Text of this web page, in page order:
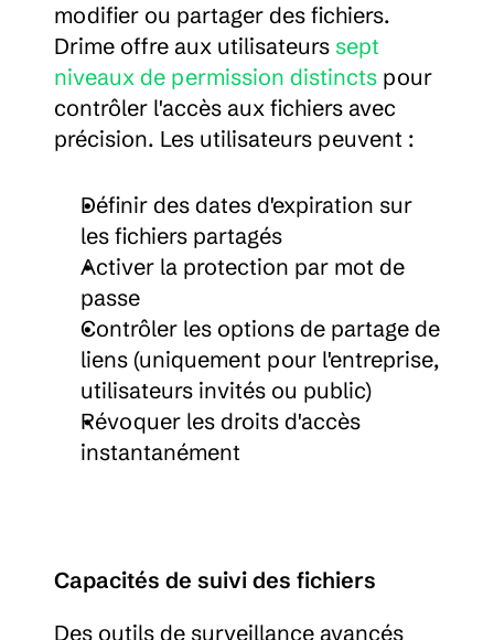
modifier ou partager des fichiers.
Drime offre aux utilisateurs sept
niveaux de permission distincts pour
contrôler l'accès aux fichiers avec
précision. Les utilisateurs peuvent :
Définir des dates d'expiration sur
les fichiers partagés
Activer la protection par mot de
passe
Contrôler les options de partage de
liens (uniquement pour l'entreprise,
utilisateurs invités ou public)
Révoquer les droits d'accès
instantanément
Capacités de suivi des fichiers
Des outils de surveillance avancés